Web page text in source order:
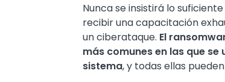
Nunca se insistirá lo
recibir una capacitación
un ciberataque. El
más comunes en las que
sistema, y todas ellas